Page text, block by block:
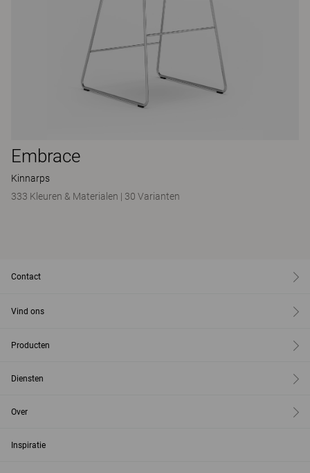
Embrace
Kinnarps
333 Kleuren & Materialen | 30 Varianten
Contact
Vind ons
Producten
Diensten
Over
Inspiratie